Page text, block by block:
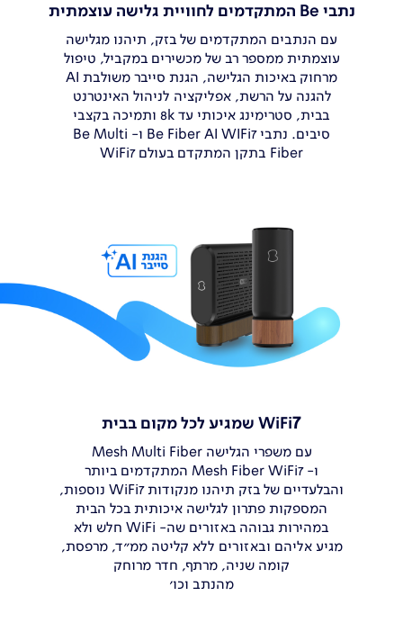
נתבי Be המתקדמים לחוויית גלישה עוצמתית
עם הנתבים המתקדמים של בזק, תיהנו מגלישה
עוצמתית ממספר רב של מכשירים במקביל, טיפול
מרחוק באיכות הגלישה,
הגנת סייבר משולבת AI
להגנה על הרשת,אפליקציה לניהול האינטרנט
בבית, סטרימינגאיכותי עד 8k ותמיכה בקצבי
סיבים. נתבי Be Fiber AIWIFi7 ו- Be
Multi
Fiber בתקן המתקדם בעולם WiFi7
WiFi7 שמגיע לכל מקום בבית
עם משפרי הגלישה Mesh Multi Fiber
ו- Mesh Fiber WiFi7 המתקדמים ביותר
והבלעדיים של בזק תיהנו מנקודות WiFi7 נוספות,
המספקות פתרון לגלישה איכותיתבכל הבית
במהירות גבוהה באזורים שה- WiFi חלש ולא
מגיע אליהם ובאזורים ללא קליטהממ"ד, מרפסת,
קומה שניה, מרתף, חדר מרוחק
מהנתב וכו’